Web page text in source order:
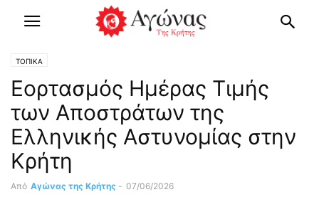
ΤΟΠΙΚΑ
Εορτασμός Ημέρας Τιμής
των Αποστράτων της
Ελληνικής Αστυνομίας στην
Κρήτη
Από Αγώνας της Κρήτης - 07/06/2026